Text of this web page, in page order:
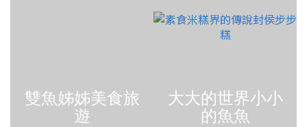
雙魚姊姊美食旅
遊
大大的世界小小
的魚魚